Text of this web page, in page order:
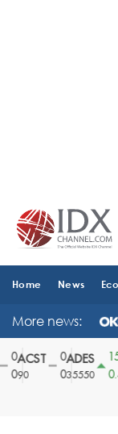
Home News
More news:
ACST
90
ADES
35550